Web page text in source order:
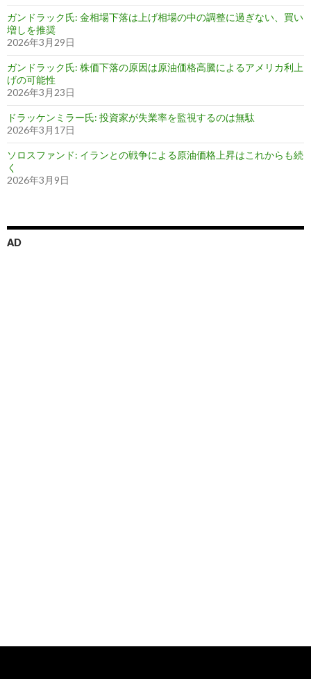
ガンドラック氏: 金相場下落は上げ相場の中の調整に過ぎない、買い
増しを推奨
2026年3月29日
ガンドラック氏: 株価下落の原因は原油価格高騰によるアメリカ利上
げの可能性
2026年3月23日
ドラッケンミラー氏: 投資家が失業率を監視するのは無駄
2026年3月17日
ソロスファンド: イランとの戦争による原油価格上昇はこれからも続
く
2026年3月9日
AD